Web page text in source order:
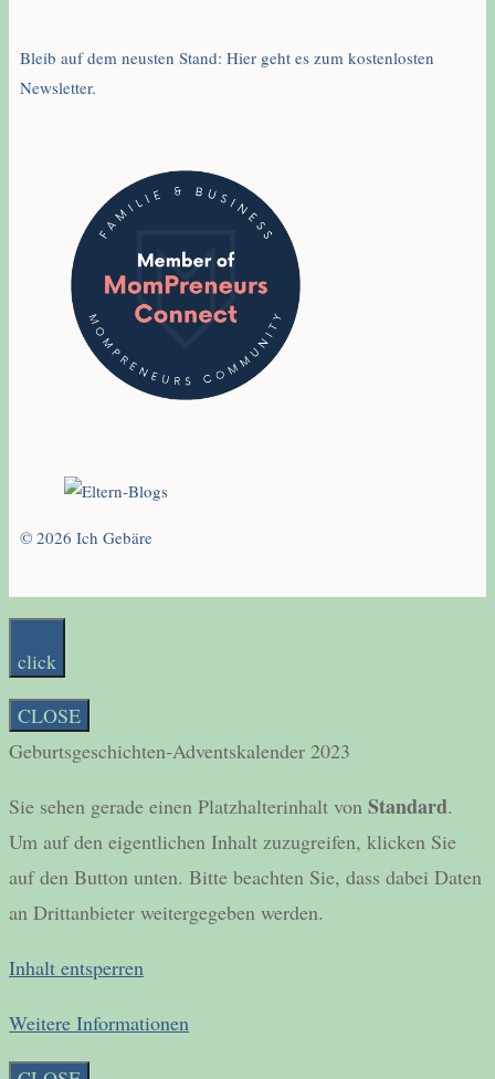
Bleib auf dem neusten Stand: Hier geht es zum kostenlosten
Newsletter.
© 2026 Ich Gebäre
click
CLOSE
Geburtsgeschichten-Adventskalender 2023
Sie sehen gerade einen Platzhalterinhalt von Standard.
Um auf den eigentlichen Inhalt zuzugreifen, klicken Sie
auf den Button unten. Bitte beachten Sie, dass dabei Daten
an Drittanbieter weitergegeben werden.
Inhalt entsperren
Weitere Informationen